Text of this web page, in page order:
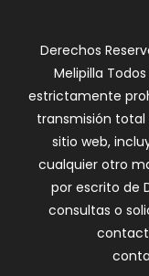
Derechos
Melipilla
estrictamente
transmisión total
sitio web,
cualquier otro
por escrito de
consultas o